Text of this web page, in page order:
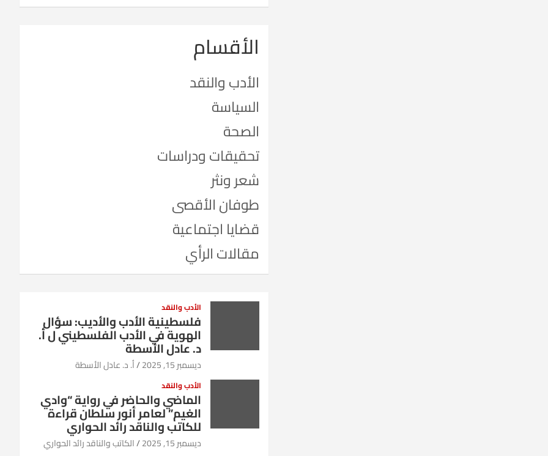
الأقسام
الأدب والنقد
السياسة
الصحة
تحقيقات ودراسات
شعر ونثر
طوفان الأقصى
قضايا اجتماعية
مقالات الرأي
الأدب والنقد
فلسطينية الأدب والأديب: سؤال
الهوية في الأدب الفلسطيني ل أ.
د. عادل الأسطة
ديسمبر 15, 2025 أ. د. عادل الأسطة
الأدب والنقد
الماضي والحاضر في رواية “وادي
الغيم” لعامر أنور سلطان قراءة
للكاتب والناقد رائد الحواري
ديسمبر 15, 2025 الكاتب والناقد رائد الحواري